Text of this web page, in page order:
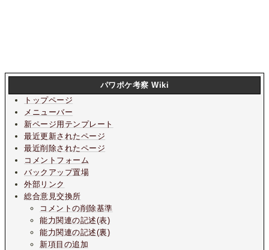
パワポケ考察 Wiki
トップページ
メニューバー
新ページ用テンプレート
最近更新されたページ
最近削除されたページ
コメントフォーム
バックアップ置場
外部リンク
総合意見交換所
コメントの削除基準
能力関連の記述(表)
能力関連の記述(裏)
新項目の追加